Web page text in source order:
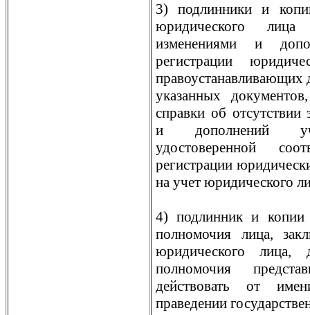
3) подлинники и
юридического
изменениями и
регистрации
указанных
справки об отсутствии
и дополнений
удостоверенной
регистрации
на учет юридического
4) подлинник и копии
полномочия лица,
юридического лица,
полномочия
действовать от
праведении